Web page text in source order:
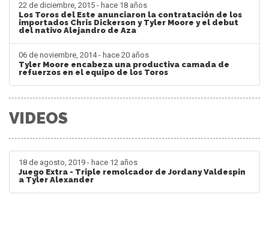
22 de diciembre, 2015 - hace 18 años
Los Toros del Este anunciaron la contratación de los
importados Chris Dickerson y Tyler Moore y el debut
del nativo Alejandro de Aza
06 de noviembre, 2014 - hace 20 años
Tyler Moore encabeza una productiva camada de
refuerzos en el equipo de los Toros
VIDEOS
18 de agosto, 2019 - hace 12 años
Juego Extra - Triple remolcador de Jordany Valdespin
a Tyler Alexander